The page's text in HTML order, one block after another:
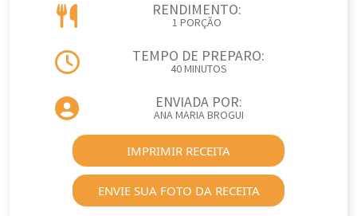
RENDIMENTO:
1 PORÇÃO
TEMPO DE PREPARO:
40 MINUTOS
ENVIADA POR:
ANA MARIA BROGUI
IMPRIMIR RECEITA
ENVIE SUA FOTO DA RECEITA